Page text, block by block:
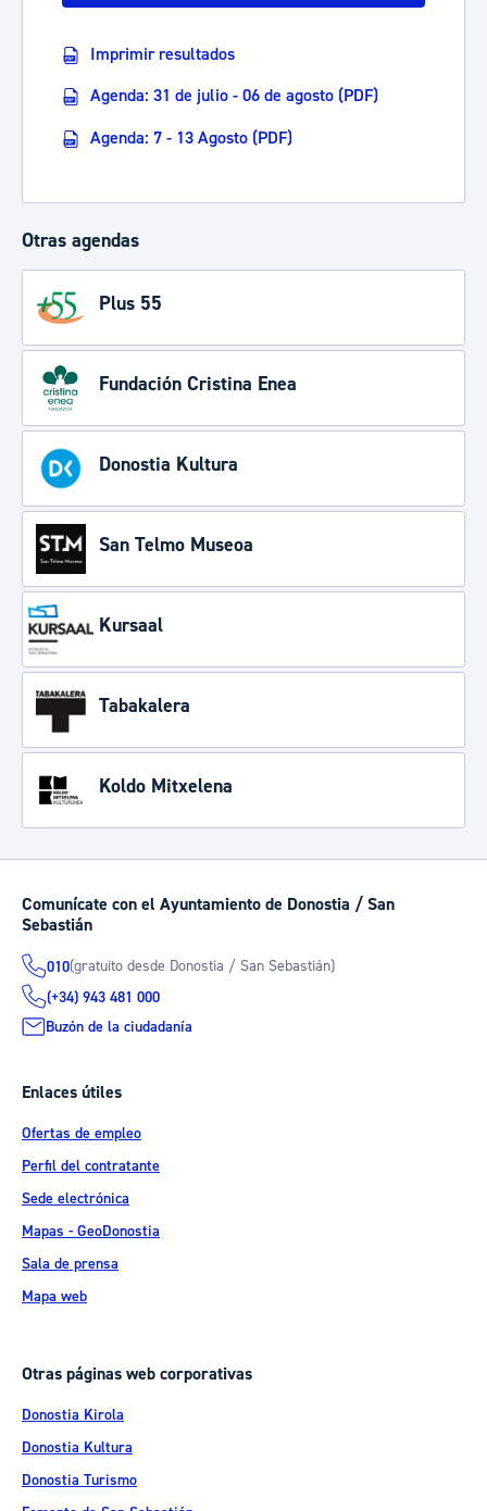
Imprimir resultados
Agenda: 31 de julio - 06 de agosto (PDF)
Agenda: 7 - 13 Agosto (PDF)
Otras agendas
Plus 55
Fundación Cristina Enea
Donostia Kultura
San Telmo Museoa
Kursaal
Tabakalera
Koldo Mitxelena
Comunícate con el Ayuntamiento de Donostia / San
Sebastián
010(gratuito desde Donostia / San Sebastián)
(+34) 943 481 000
Buzón de la ciudadanía
Enlaces útiles
Ofertas de empleo
Perfil del contratante
Sede electrónica
Mapas - GeoDonostia
Sala de prensa
Mapa web
Otras páginas web corporativas
Donostia Kirola
Donostia Kultura
Donostia Turismo